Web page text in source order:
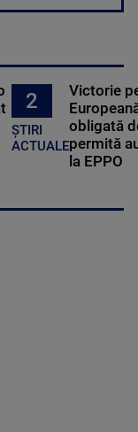
2
ȘTIRI
ACTUALE
Victorie
obligată
permită
la EPPO